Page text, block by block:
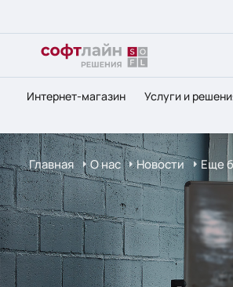
Интернет-магазин Услуги и
Главная О нас Новости Еще